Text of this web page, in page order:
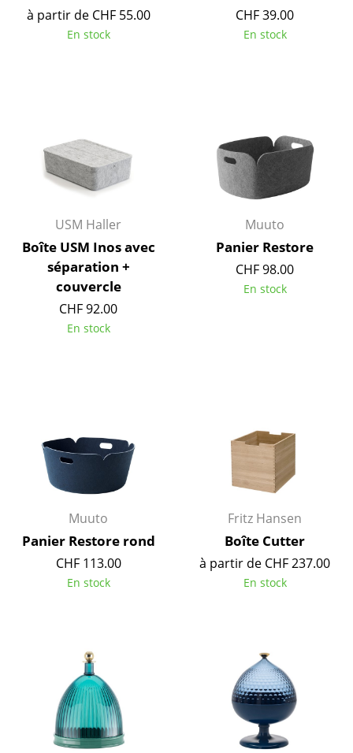
Chariots & Dessertes
Étagères & Armoires
Bibliothèques
Étagères murales
Buffets & Commodes
Meubles TV
Caissons roulants et Meubles d’appoint
Pièces détachées
... voir tous les rangements
Luminaires
Suspensions & Plafonniers
Lampes de table
Lampes de sol
Appliques murales
Luminaires d’extérieur
à partir de CHF 55.00
En stock
CHF 39.00
En stock
USM Haller
Boîte USM Inos avec
séparation +
couvercle
CHF 92.00
En stock
Muuto
Panier Restore
CHF 98.00
En stock
Muuto
Panier Restore rond
CHF 113.00
En stock
Fritz Hansen
Boîte Cutter
à partir de CHF 237.00
En stock